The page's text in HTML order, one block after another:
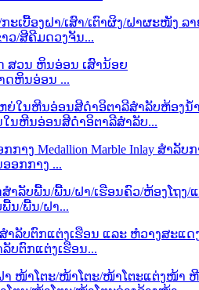
ວ/ສີຄີມດວງຈັນ...
ດຫິນອ່ອນ ...
ນຫີນອ່ອນສີດຳອິຕາລີສຳລັບ...
ອກກາງ ...
ພື້ນ/ພື້ນ/ຝາ...
ບຕົກແຕ່ງເຮືອນ...